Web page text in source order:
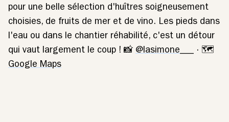
pour une belle sélection d'huîtres soigneusement
choisies, de fruits de mer et de vino. Les pieds dans
l'eau ou dans le chantier réhabilité, c'est un détour
qui vaut largement le coup ! 📸 @lasimone___
· 🗺️
Google Maps